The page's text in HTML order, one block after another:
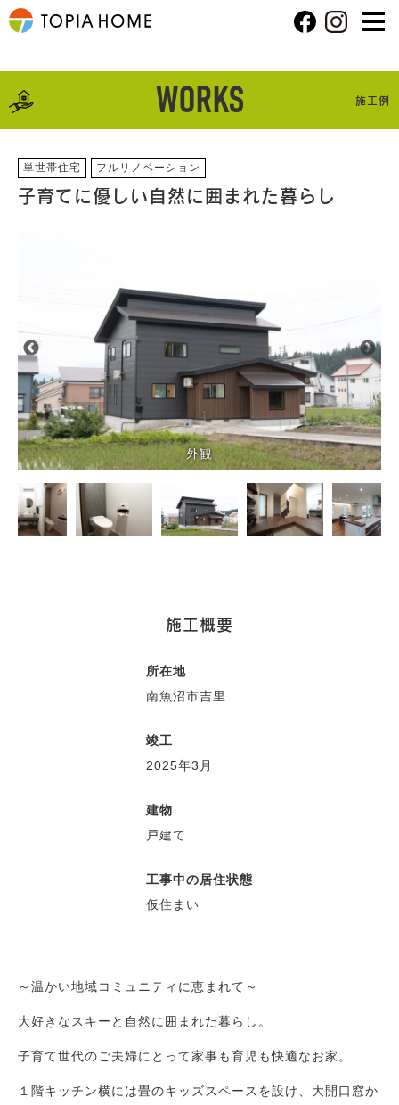
WORKS 施工例
単世帯住宅 フルリノベーション
子育てに優しい自然に囲まれた暮らし
外観
施工概要
所在地
南魚沼市吉里
竣工
2025年3月
建物
戸建て
工事中の居住状態
仮住まい
～温かい地域コミュニティに恵まれて～
大好きなスキーと自然に囲まれた暮らし。
子育て世代のご夫婦にとって家事も育児も快適なお家。
１階キッチン横には畳のキッズスペースを設け、大開口窓か